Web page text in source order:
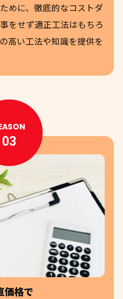
めに、徹底的なコストダ
をせず適正工法はもちろ
高い工法や知識を提供を
03
価格で